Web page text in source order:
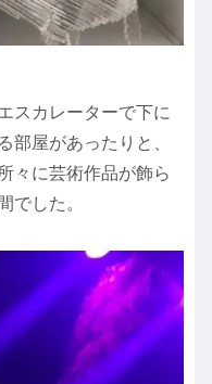
スカレーターで下に
部屋があったりと、
々に芸術作品が飾ら
でした。